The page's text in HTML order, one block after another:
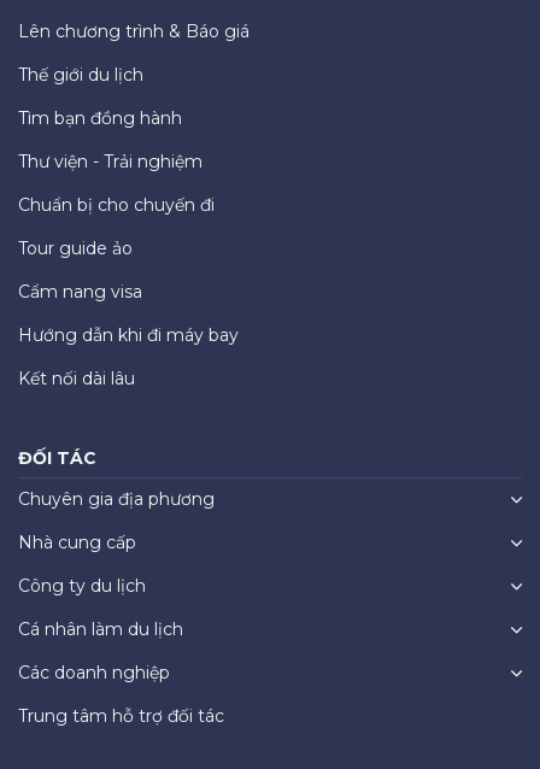
Lên chương trình & Báo giá
Thế giới du lịch
Tìm bạn đồng hành
Thư viện - Trải nghiệm
Chuẩn bị cho chuyến đi
Tour guide ảo
Cẩm nang visa
Hướng dẫn khi đi máy bay
Kết nối dài lâu
ĐỐI TÁC
Chuyên gia địa phương
Nhà cung cấp
Công ty du lịch
Cá nhân làm du lịch
Các doanh nghiệp
Trung tâm hỗ trợ đối tác